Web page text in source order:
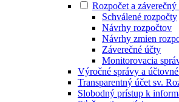
Rozpočet a záverečný
Schválené rozpočty
Návrhy rozpočtov
Návrhy zmien
Záverečné účty
Monitorovacia
Výročné správy a
Transparentný účet sv.
Slobodný prístup k